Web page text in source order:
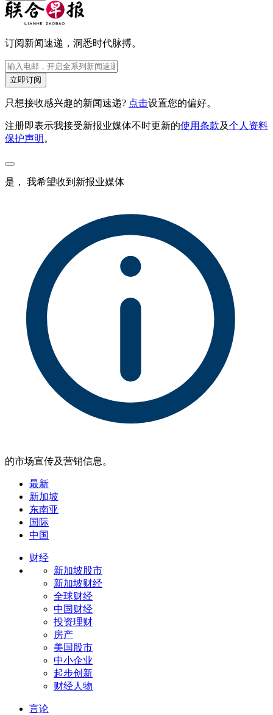
订阅新闻速递，洞悉时代脉搏。
立即订阅
只想接收感兴趣的新闻速递? 点击设置您的偏好。
注册即表示我接受新报业媒体不时更新的使用条款及个人资料
保护声明。
是， 我希望收到新报业媒体
的市场宣传及营销信息。
最新
新加坡
东南亚
国际
中国
财经
新加坡股市
新加坡财经
全球财经
中国财经
投资理财
房产
美国股市
中小企业
起步创新
财经人物
言论